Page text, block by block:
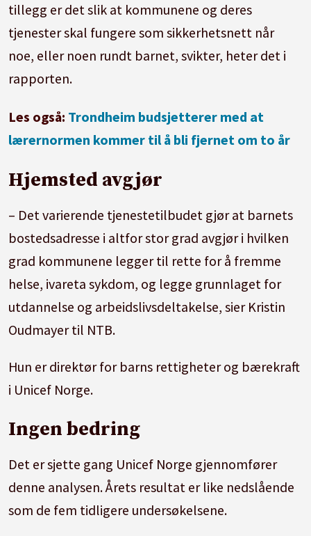
tillegg er det slik at kommunene og deres
tjenester skal fungere som sikkerhetsnett når
noe, eller noen rundt barnet, svikter, heter det i
rapporten.
Les også: Trondheim budsjetterer med at
lærernormen kommer til å bli fjernet om to år
Hjemsted avgjør
– Det varierende tjenestetilbudet gjør at barnets
bostedsadresse i altfor stor grad avgjør i hvilken
grad kommunene legger til rette for å fremme
helse, ivareta sykdom, og legge grunnlaget for
utdannelse og arbeidslivsdeltakelse, sier Kristin
Oudmayer til NTB.
Hun er direktør for barns rettigheter og bærekraft
i Unicef Norge.
Ingen bedring
Det er sjette gang Unicef Norge gjennomfører
denne analysen. Årets resultat er like nedslående
som de fem tidligere undersøkelsene.